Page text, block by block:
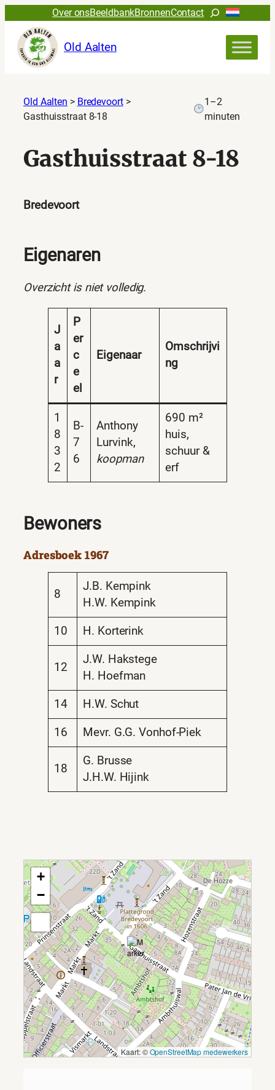
Over onsBeeldbankBronnenContactZoeken
Old Aalten
Old Aalten > Bredevoort>
Gasthuisstraat 8-18
1–2
minuten
Gasthuisstraat 8-18
Bredevoort
Eigenaren
Overzicht is niet volledig.
J
a
a
r
P
er
c
e
el
Eigenaar
Omschrijvi
ng
1
8
3
2
B-
7
6
Anthony
Lurvink,
koopman
690 m²
huis,
schuur &
erf
Bewoners
Adresboek 1967
8
J.B. Kempink
H.W. Kempink
10 H. Korterink
12
J.W. Hakstege
H. Hoefman
14 H.W. Schut
16 Mevr. G.G. Vonhof-Piek
18
G. Brusse
J.H.W. Hijink
+
−
Kaart: ©OpenStreetMap medewerkers